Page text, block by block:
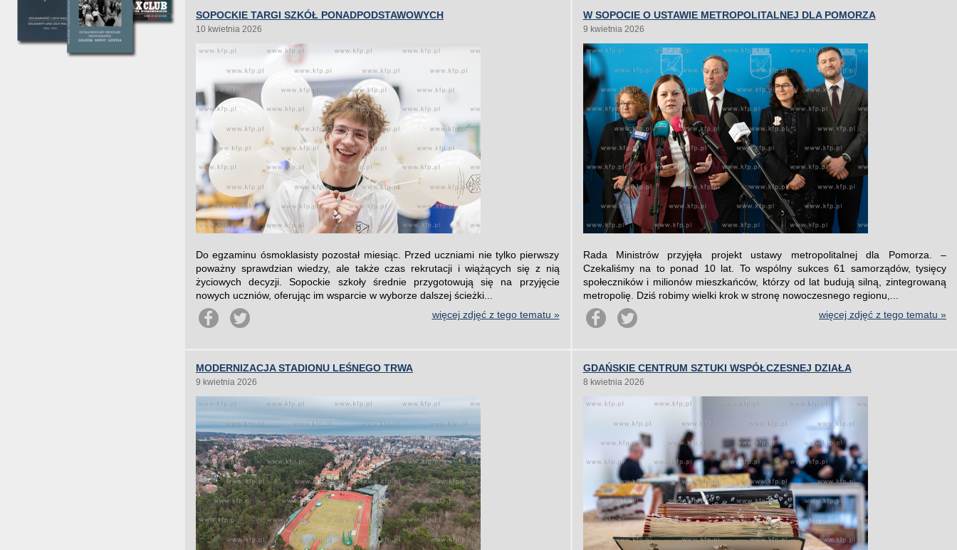
SOPOCKIE TARGI SZKÓŁ PONADPODSTAWOWYCH
10 kwietnia 2026
Do egzaminu ósmoklasisty pozostał miesiąc. Przed uczniami nie tylko pierwszy
poważny sprawdzian wiedzy, ale także czas rekrutacji i wiążących się z nią
życiowych decyzji. Sopockie szkoły średnie przygotowują się na przyjęcie
nowych uczniów, oferując im wsparcie w wyborze dalszej ścieżki...
więcej zdjęć z tego tematu »
W SOPOCIE O USTAWIE METROPOLITALNEJ DLA POMORZA
9 kwietnia 2026
Rada Ministrów przyjęła projekt ustawy metropolitalnej dla Pomorza. –
Czekaliśmy na to ponad 10 lat. To wspólny sukces 61 samorządów, tysięcy
społeczników i milionów mieszkańców, którzy od lat budują silną, zintegrowaną
metropolię. Dziś robimy wielki krok w stronę nowoczesnego regionu,...
więcej zdjęć z tego tematu »
MODERNIZACJA STADIONU LEŚNEGO TRWA
9 kwietnia 2026
GDAŃSKIE CENTRUM SZTUKI WSPÓŁCZESNEJ DZIAŁA
8 kwietnia 2026